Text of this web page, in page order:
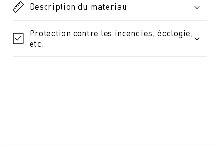
Description du matériau
Protection contre les incendies, écologie,
etc.